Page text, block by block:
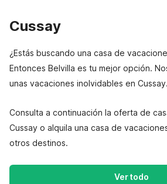
Cussay
¿Estás buscando una casa de
Entonces Belvilla es tu mejor opción.
unas vacaciones inolvidables en Cussay.
Consulta a continuación la oferta de
Cussay o alquila una casa de
otros destinos.
Ver todo